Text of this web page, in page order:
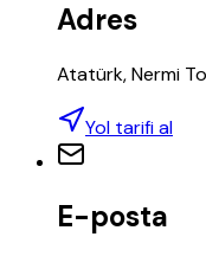
Adres
Atatürk, Nermi
Yol tarifi al
E-posta